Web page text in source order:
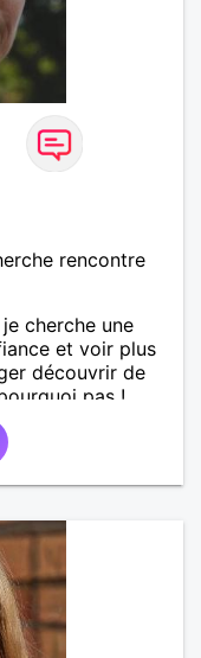
rencontre
cherche une
et voir plus
découvrir de
pas !